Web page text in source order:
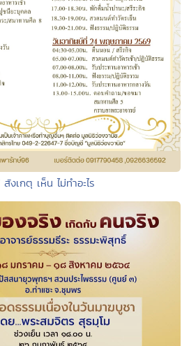
งเกตุ เห็น ไม่ทำอะไร